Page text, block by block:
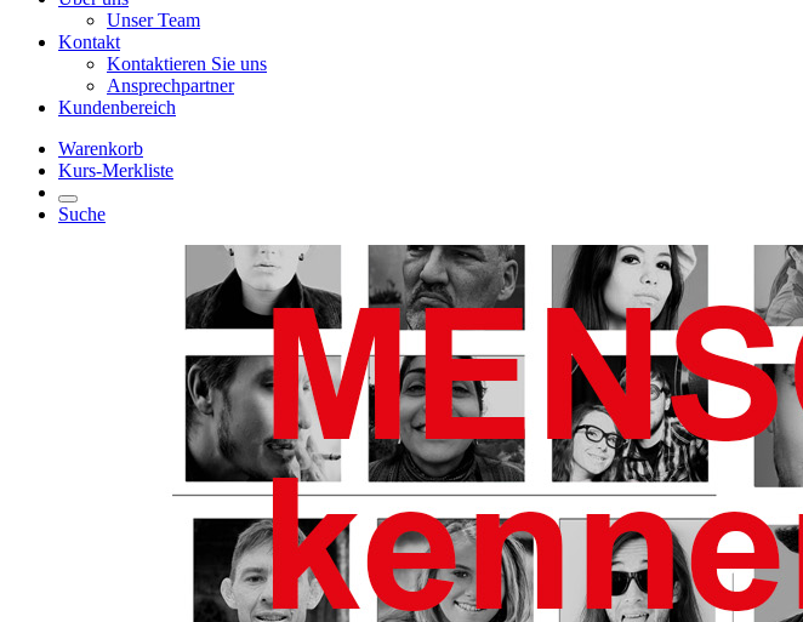
Unser Team
Kontakt
Kontaktieren Sie uns
Ansprechpartner
Kundenbereich
Warenkorb
Kurs-Merkliste
Suche